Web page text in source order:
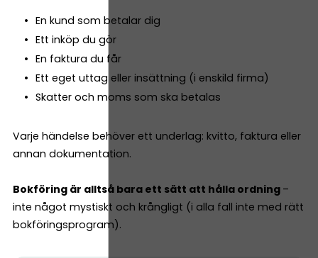
En kund som betalar dig
Ett inköp du gör
En faktura du får
Ett eget uttag eller insättning (i enskild firma)
Skatter och moms som ska betalas
Varje händelse behöver ett underlag: kvitto, faktura eller
annan dokumentation.
Bokföring är alltså bara ett sätt att hålla ordning –
inte något mystiskt och krångligt (i alla fall inte med rätt
bokföringsprogram).